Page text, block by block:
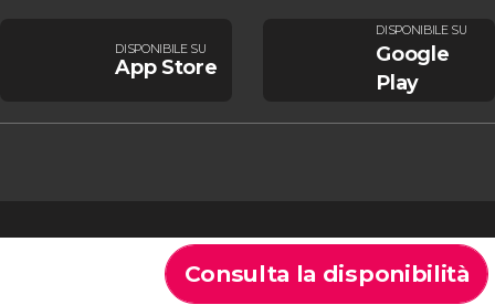
Consulta la disponibilità
DISPONIBILE SU
App Store
DISPONIBILE SU
Google
Play
Condizioni generali Avviso legale Informativa sulla privacy Cookie